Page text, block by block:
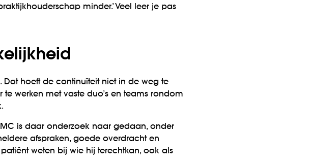
minder.’ Veel leer je pas
Dat hoeft de continuïteit niet in de weg te
te werken met vaste duo’s en teams rondom
is daar onderzoek naar gedaan, onder
afspraken, goede overdracht en
weten bij wie hij terechtkan, ook als